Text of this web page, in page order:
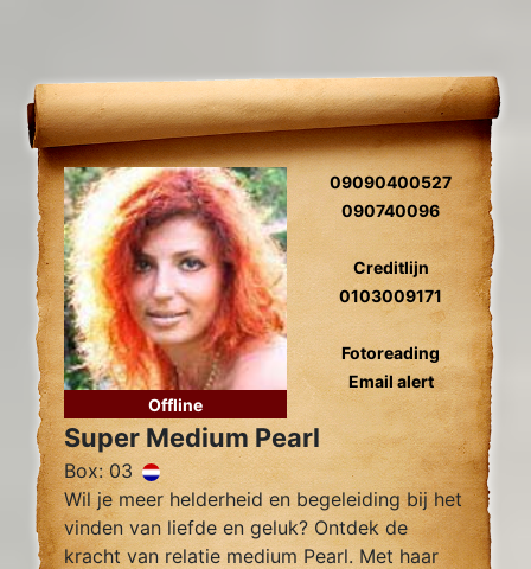
Offline
09090400527
090740096
Creditlijn
0103009171
Fotoreading
Email alert
Super Medium Pearl
Box: 03
Wil je meer helderheid en begeleiding bij het
vinden van liefde en geluk? Ontdek de
kracht van relatie medium Pearl. Met haar